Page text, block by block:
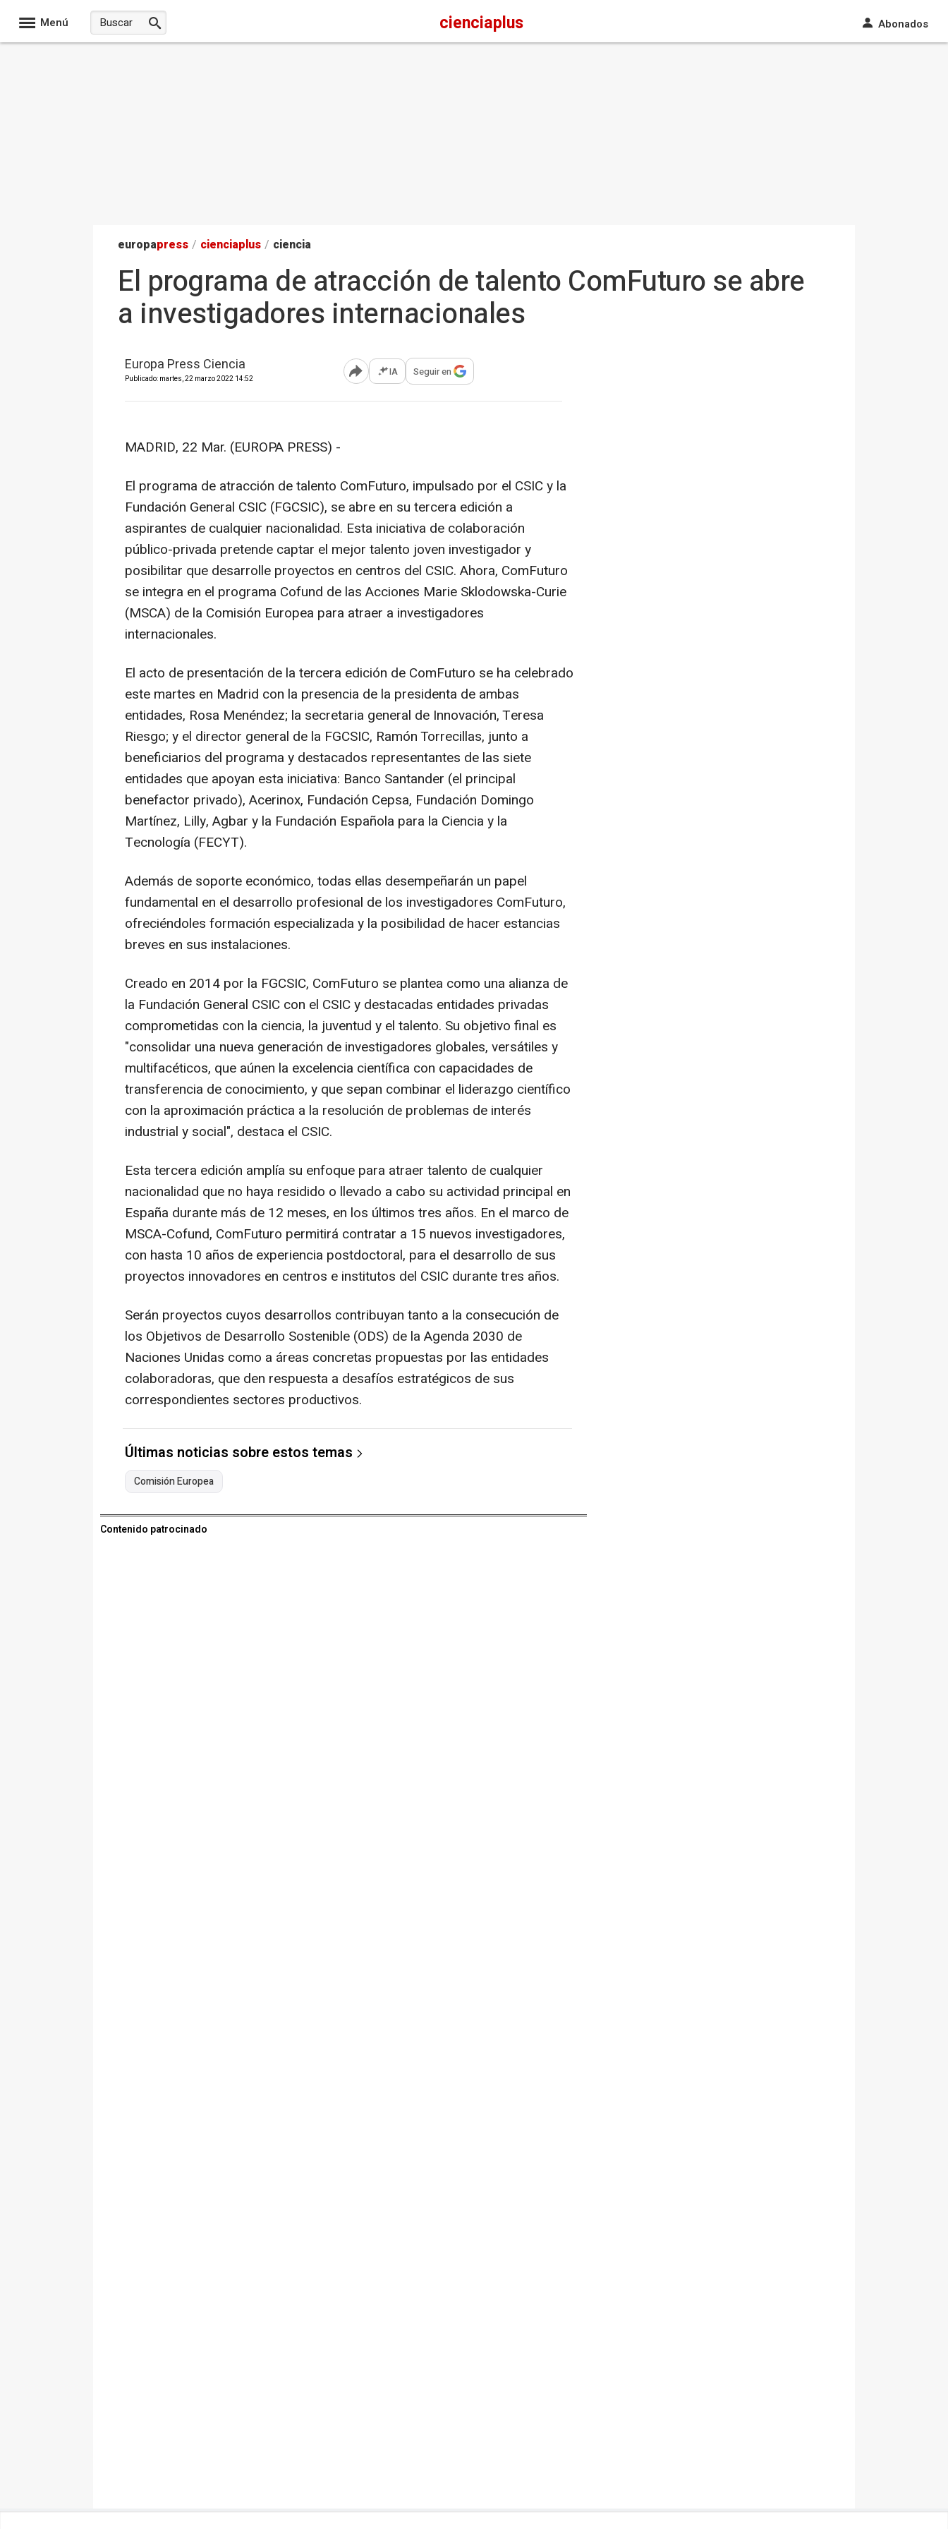
Menú cienciaplus Abonados
europapress / cienciaplus / ciencia
El programa de atracción de talento ComFuturo se abre
a investigadores internacionales
Europa Press Ciencia
Publicado: martes, 22 marzo 2022 14:52 Abrir opciones para compartir
IA Seguir en
MADRID, 22 Mar. (EUROPA PRESS) -
El programa de atracción de talento ComFuturo, impulsado por el CSIC y la
Fundación General CSIC (FGCSIC), se abre en su tercera edición a
aspirantes de cualquier nacionalidad. Esta iniciativa de colaboración
público-privada pretende captar el mejor talento joven investigador y
posibilitar que desarrolle proyectos en centros del CSIC. Ahora, ComFuturo
se integra en el programa Cofund de las Acciones Marie Sklodowska-Curie
(MSCA) de la Comisión Europea para atraer a investigadores
internacionales.
El acto de presentación de la tercera edición de ComFuturo se ha celebrado
este martes en Madrid con la presencia de la presidenta de ambas
entidades, Rosa Menéndez; la secretaria general de Innovación, Teresa
Riesgo; y el director general de la FGCSIC, Ramón Torrecillas, junto a
beneficiarios del programa y destacados representantes de las siete
entidades que apoyan esta iniciativa: Banco Santander (el principal
benefactor privado), Acerinox, Fundación Cepsa, Fundación Domingo
Martínez, Lilly, Agbar y la Fundación Española para la Ciencia y la
Tecnología (FECYT).
Además de soporte económico, todas ellas desempeñarán un papel
fundamental en el desarrollo profesional de los investigadores ComFuturo,
ofreciéndoles formación especializada y la posibilidad de hacer estancias
breves en sus instalaciones.
Creado en 2014 por la FGCSIC, ComFuturo se plantea como una alianza de
la Fundación General CSIC con el CSIC y destacadas entidades privadas
comprometidas con la ciencia, la juventud y el talento. Su objetivo final es
"consolidar una nueva generación de investigadores globales, versátiles y
multifacéticos, que aúnen la excelencia científica con capacidades de
transferencia de conocimiento, y que sepan combinar el liderazgo científico
con la aproximación práctica a la resolución de problemas de interés
industrial y social", destaca el CSIC.
Esta tercera edición amplía su enfoque para atraer talento de cualquier
nacionalidad que no haya residido o llevado a cabo su actividad principal en
España durante más de 12 meses, en los últimos tres años. En el marco de
MSCA-Cofund, ComFuturo permitirá contratar a 15 nuevos investigadores,
con hasta 10 años de experiencia postdoctoral, para el desarrollo de sus
proyectos innovadores en centros e institutos del CSIC durante tres años.
Serán proyectos cuyos desarrollos contribuyan tanto a la consecución de
los Objetivos de Desarrollo Sostenible (ODS) de la Agenda 2030 de
Naciones Unidas como a áreas concretas propuestas por las entidades
colaboradoras, que den respuesta a desafíos estratégicos de sus
correspondientes sectores productivos.
Últimas noticias sobre estos temas
Comisión Europea
Contenido patrocinado